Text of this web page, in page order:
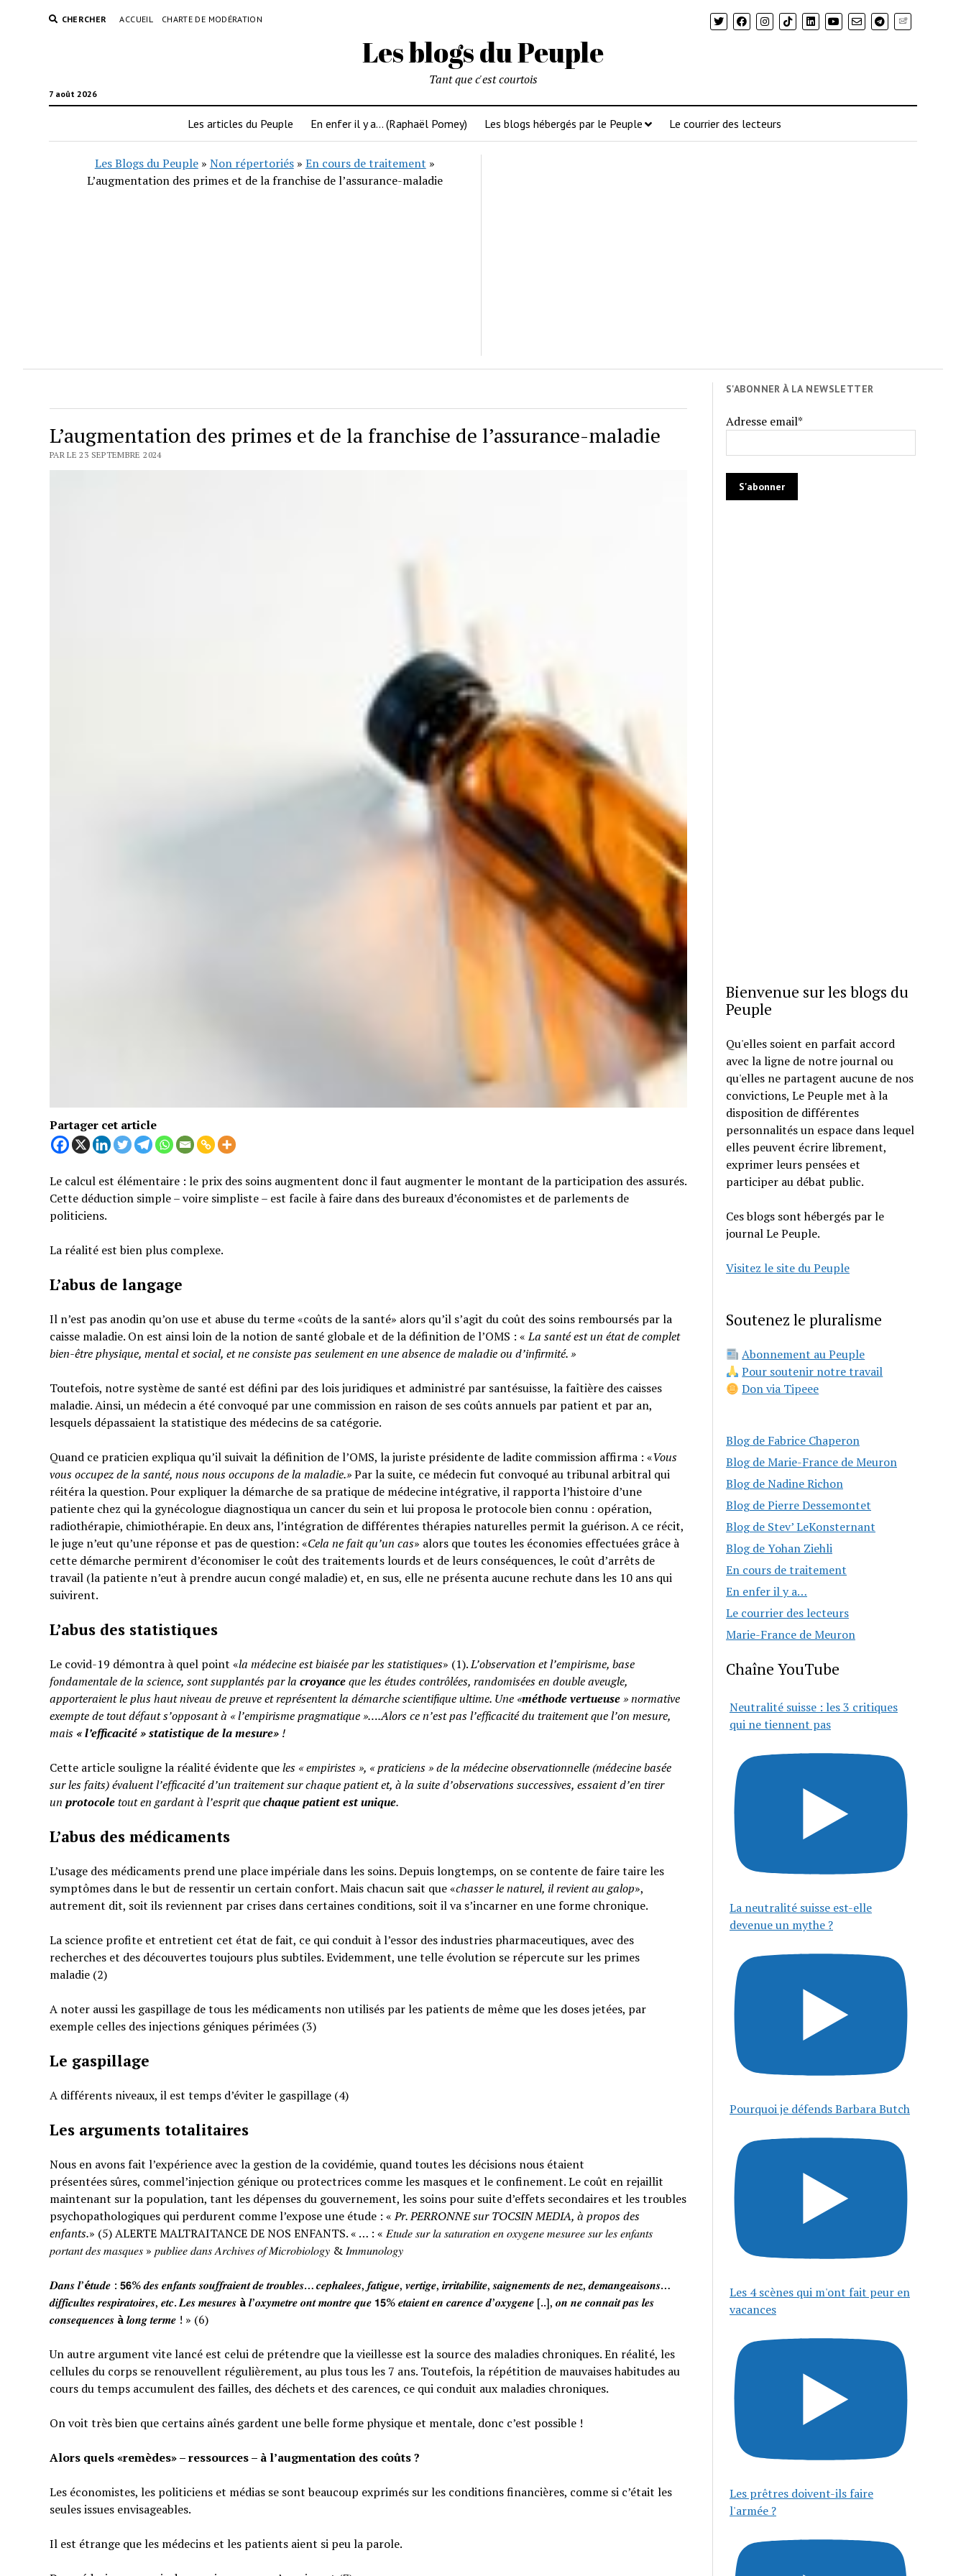
CHERCHER ACCUEIL CHARTE DE MODÉRATION Newsletter
Les blogs du Peuple
7 août 2026
Tant que c'est courtois
Les articles du Peuple En enfer il y a… (Raphaël Pomey) Les blogs hébergés par le Peuple Le courrier des lecteurs
Les Blogs du Peuple» Non répertoriés» En cours de traitement »
L’augmentation des primes et de la franchise de l’assurance-maladie
L’augmentation des primes et de la franchise de l’assurance-maladie
PAR LE 23 SEPTEMBRE 2024
Partager cet article
Le calcul est élémentaire : le prix des soins augmentent donc il faut augmenter le montant de la participation des assurés.
Cette déduction simple – voire simpliste – est facile à faire dans des bureaux d’économistes et de parlements de
politiciens.
La réalité est bien plus complexe.
L’abus de langage
Il n’est pas anodin qu’on use et abuse du terme «coûts de la santé» alors qu’il s’agit du coût des soins remboursés par la
caisse maladie. On est ainsi loin de la notion de santé globale et de la définition de l’OMS : «La santé est un état de complet
bien-être physique, mental et social, et ne consiste pas seulement en une absence de maladie ou d’infirmité.»
Toutefois, notre système de santé est défini par des lois juridiques et administré par santésuisse, la faîtière des caisses
maladie. Ainsi, un médecin a été convoqué par une commission en raison de ses coûts annuels par patient et par an,
lesquels dépassaient la statistique des médecins de sa catégorie.
Quand ce praticien expliqua qu’il suivait la définition de l’OMS, la juriste présidente de ladite commission affirma : «Vous
vous occupez de la santé, nous nous occupons de la maladie.»Par la suite, ce médecin fut convoqué au tribunal arbitral qui
réitéra la question. Pour expliquer la démarche de sa pratique de médecine intégrative, il rapporta l’histoire d’une
patiente chez qui la gynécologue diagnostiqua un cancer du sein et lui proposa le protocole bien connu : opération,
radiothérapie, chimiothérapie. En deux ans, l’intégration de différentes thérapies naturelles permit la guérison. A ce récit,
le juge n’eut qu’une réponse et pas de question: «Cela ne fait qu’un cas» alors que toutes les économies effectuées grâce à
cette démarche permirent d’économiser le coût des traitements lourds et de leurs conséquences, le coût d’arrêts de
travail (la patiente n’eut à prendre aucun congé maladie) et, en sus, elle ne présenta aucune rechute dans les 10 ans qui
suivirent.
L’abus des statistiques
Le covid-19 démontra à quel point «la médecine est biaisée par les statistiques» (1).L’observation et l’empirisme, base
fondamentale de la science, sont supplantés par la croyanceque les études contrôlées, randomisées en double aveugle,
apporteraient le plus haut niveau de preuve et représentent la démarche scientifique ultime. Une «méthode vertueuse» normative
exempte de tout défaut s’opposant à « l’empirisme pragmatique »….Alors ce n’est pas l’efficacité du traitement que l’on mesure,
mais «l’efficacité » statistique de la mesure» !
Cette article souligne la réalité évidente queles « empiristes », « praticiens » de la médecine observationnelle (médecine basée
sur les faits) évaluent l’efficacité d’un traitement sur chaque patient et, à la suite d’observations successives, essaient d’en tirer
un protocoletout en gardant à l’esprit quechaque patient est unique.
L’abus des médicaments
L’usage des médicaments prend une place impériale dans les soins. Depuis longtemps, on se contente de faire taire les
symptômes dans le but de ressentir un certain confort. Mais chacun sait que «chasser le naturel, il revient au galop»,
autrement dit, soit ils reviennent par crises dans certaines conditions, soit il va s’incarner en une forme chronique.
La science profite et entretient cet état de fait, ce qui conduit à l’essor des industries pharmaceutiques, avec des
recherches et des découvertes toujours plus subtiles. Evidemment, une telle évolution se répercute sur les primes
maladie (2)
A noter aussi les gaspillage de tous les médicaments non utilisés par les patients de même que les doses jetées, par
exemple celles des injections géniques périmées (3)
Le gaspillage
A différents niveaux, il est temps d’éviter le gaspillage (4)
Les arguments totalitaires
Nous en avons fait l’expérience avec la gestion de la covidémie, quand toutes les décisions nous étaient
présentées sûres, commel’injection génique ou protectrices comme les masques et le confinement. Le coût en rejaillit
maintenant sur la population, tant les dépenses du gouvernement, les soins pour suite d’effets secondaires et les troubles
psychopathologiques qui perdurent comme l’expose une étude : «Pr. PERRONNE sur TOCSIN MEDIA, à propos des
enfants.» (5) ALERTE MALTRAITANCE DE NOS ENFANTS. « … : « 𝐸𝑡𝑢𝑑𝑒 𝑠𝑢𝑟 𝑙𝑎 𝑠𝑎𝑡𝑢𝑟𝑎𝑡𝑖𝑜𝑛 𝑒𝑛 𝑜𝑥𝑦𝑔𝑒𝑛𝑒 𝑚𝑒𝑠𝑢𝑟𝑒𝑒 𝑠𝑢𝑟 𝑙𝑒𝑠 𝑒𝑛𝑓𝑎𝑛𝑡𝑠
𝑝𝑜𝑟𝑡𝑎𝑛𝑡 𝑑𝑒𝑠 𝑚𝑎𝑠𝑞𝑢𝑒𝑠 » 𝑝𝑢𝑏𝑙𝑖𝑒𝑒 𝑑𝑎𝑛𝑠 𝐴𝑟𝑐ℎ𝑖𝑣𝑒𝑠 𝑜𝑓 𝑀𝑖𝑐𝑟𝑜𝑏𝑖𝑜𝑙𝑜𝑔𝑦 & 𝐼𝑚𝑚𝑢𝑛𝑜𝑙𝑜𝑔𝑦
𝑫𝒂𝒏𝒔 𝒍’é𝒕𝒖𝒅𝒆 : 𝟱𝟲% 𝒅𝒆𝒔 𝒆𝒏𝒇𝒂𝒏𝒕𝒔 𝒔𝒐𝒖𝒇𝒇𝒓𝒂𝒊𝒆𝒏𝒕 𝒅𝒆 𝒕𝒓𝒐𝒖𝒃𝒍𝒆𝒔… 𝒄𝒆𝒑𝒉𝒂𝒍𝒆𝒆𝒔, 𝒇𝒂𝒕𝒊𝒈𝒖𝒆, 𝒗𝒆𝒓𝒕𝒊𝒈𝒆, 𝒊𝒓𝒓𝒊𝒕𝒂𝒃𝒊𝒍𝒊𝒕𝒆, 𝒔𝒂𝒊𝒈𝒏𝒆𝒎𝒆𝒏𝒕𝒔 𝒅𝒆 𝒏𝒆𝒛, 𝒅𝒆𝒎𝒂𝒏𝒈𝒆𝒂𝒊𝒔𝒐𝒏𝒔…
𝒅𝒊𝒇𝒇𝒊𝒄𝒖𝒍𝒕𝒆𝒔 𝒓𝒆𝒔𝒑𝒊𝒓𝒂𝒕𝒐𝒊𝒓𝒆𝒔, 𝒆𝒕𝒄. 𝑳𝒆𝒔 𝒎𝒆𝒔𝒖𝒓𝒆𝒔 à𝒍’𝒐𝒙𝒚𝒎𝒆𝒕𝒓𝒆 𝒐𝒏𝒕 𝒎𝒐𝒏𝒕𝒓𝒆 𝒒𝒖𝒆 𝟭𝟱% 𝒆𝒕𝒂𝒊𝒆𝒏𝒕 𝒆𝒏 𝒄𝒂𝒓𝒆𝒏𝒄𝒆 𝒅’𝒐𝒙𝒚𝒈𝒆𝒏𝒆 [..], 𝒐𝒏 𝒏𝒆 𝒄𝒐𝒏𝒏𝒂𝒊𝒕 𝒑𝒂𝒔 𝒍𝒆𝒔
𝒄𝒐𝒏𝒔𝒆𝒒𝒖𝒆𝒏𝒄𝒆𝒔 à𝒍𝒐𝒏𝒈 𝒕𝒆𝒓𝒎𝒆 ! » (6)
Un autre argument vite lancé est celui de prétendre que la vieillesse est la source des maladies chroniques. En réalité, les
cellules du corps se renouvellent régulièrement, au plus tous les 7 ans. Toutefois, la répétition de mauvaises habitudes au
cours du temps accumulent des failles, des déchets et des carences, ce qui conduit aux maladies chroniques.
On voit très bien que certains aînés gardent une belle forme physique et mentale, donc c’est possible !
Alors quels «remèdes» – ressources – à l’augmentation des coûts ?
Les économistes, les politiciens et médias se sont beaucoup exprimés sur les conditions financières, comme si c’était les
seules issues envisageables.
Il est étrange que les médecins et les patients aient si peu la parole.
S'ABONNER À LA NEWSLETTER
Adresse email*
Bienvenue sur les blogs du
Peuple
Qu'elles soient en parfait accord
avec la ligne de notre journal ou
qu'elles ne partagent aucune de nos
convictions, Le Peuple met à la
disposition de différentes
personnalités un espace dans lequel
elles peuvent écrire librement,
exprimer leurs pensées et
participer au débat public.
Ces blogs sont hébergés par le
journal Le Peuple.
Visitez le site du Peuple
Soutenez le pluralisme
Abonnement au Peuple
Pour soutenir notre travail
Don via Tipeee
Blog de Fabrice Chaperon
Blog de Marie-France de Meuron
Blog de Nadine Richon
Blog de Pierre Dessemontet
Blog de Stev’ LeKonsternant
Blog de Yohan Ziehli
En cours de traitement
En enfer il y a…
Le courrier des lecteurs
Marie-France de Meuron
Chaîne YouTube
Neutralité suisse : les 3 critiques
qui ne tiennent pas
La neutralité suisse est-elle
devenue un mythe ?
Pourquoi je défends Barbara Butch
Les 4 scènes qui m'ont fait peur en
vacances
Les prêtres doivent-ils faire
l'armée ?